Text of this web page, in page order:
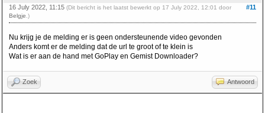
#11
16 July 2022, 11:15 (Dit bericht is het laatst bewerkt op 17 July 2022, 12:01 door
Belgje .)
Nu krijg je de melding er is geen ondersteunende video gevonden
Anders komt er de melding dat de url te groot of te klein is
Wat is er aan de hand met GoPlay en Gemist Downloader?
Zoek Antwoord